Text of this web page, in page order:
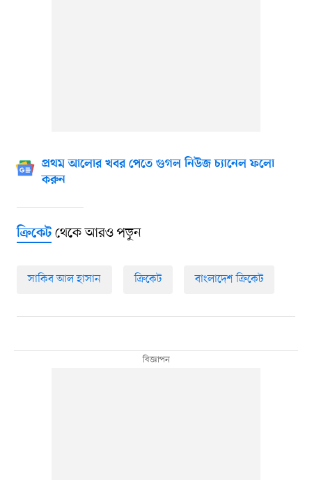
প্রথম আলোর খবর পেতে গুগল নিউজ চ্যানেল ফলো
করুন
ক্রিকেটথেকে আরও পড়ুন
সাকিব আল হাসান ক্রিকেট বাংলাদেশ ক্রিকেট